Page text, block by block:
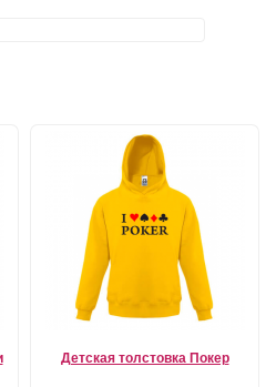
Детская толстовка Покер